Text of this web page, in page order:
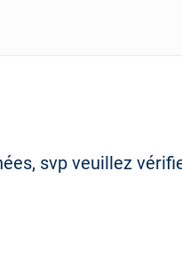
svp veuillez